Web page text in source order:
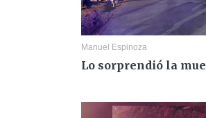
Manuel Espinoza
Lo sorprendió la